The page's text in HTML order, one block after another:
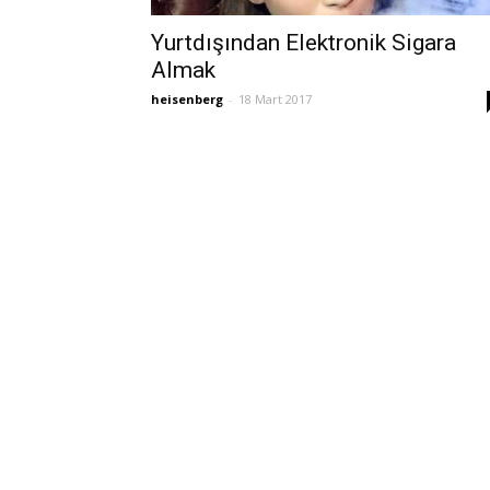
Yurtdışından Elektronik Sigara
Almak
heisenberg - 18 Mart 2017